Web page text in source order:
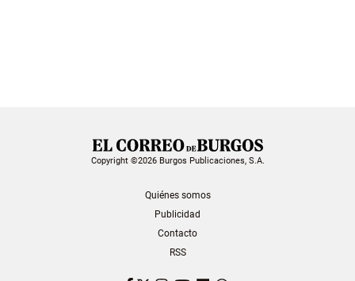
Copyright ©2026 Burgos Publicaciones, S.A.
Quiénes somos
Publicidad
Contacto
RSS